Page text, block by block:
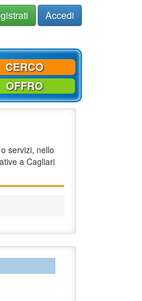
Accedi
CERCO
OFFRO
servizi, nello
a Cagliari